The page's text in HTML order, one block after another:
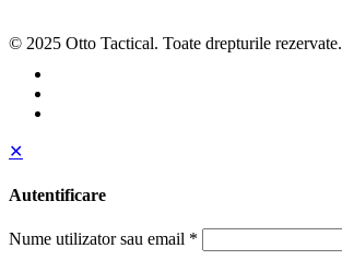
© 2025 Otto Tactical. Toate drepturile rezervate.
✕
Autentificare
Nume utilizator sau email *